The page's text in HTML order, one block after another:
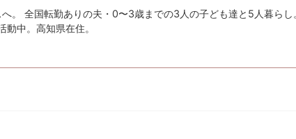
。 全国転勤ありの夫・0〜3歳までの3人の子ども達と5人暮らし
中。高知県在住。